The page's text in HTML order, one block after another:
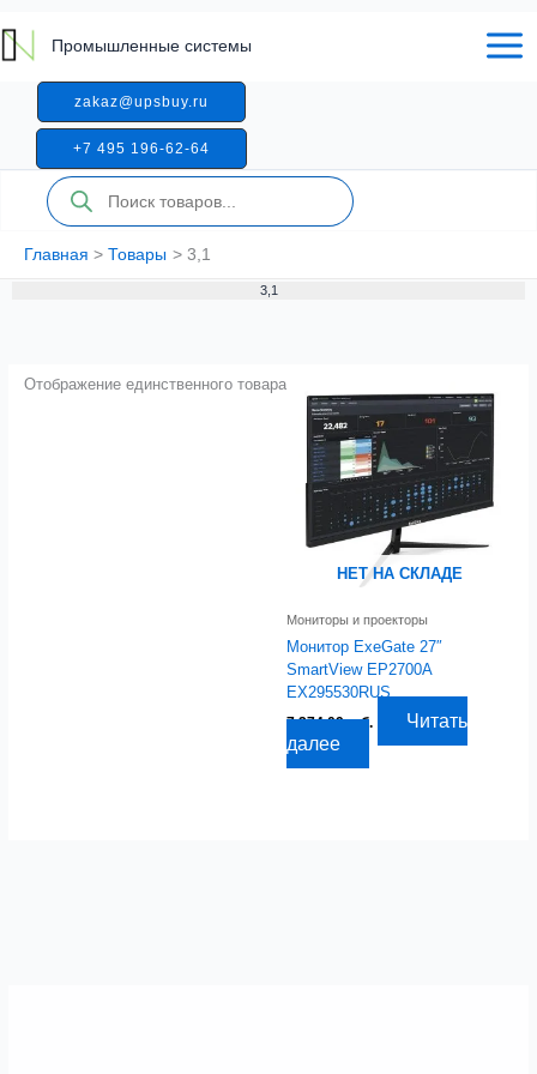
к
содержимому
Промышленные системы
zakaz@upsbuy.ru
+7 495 196-62-64
Поиск
товаров
Главная Товары 3,1
3,1
Отображение единственного товара
НЕТ НА СКЛАДЕ
Мониторы и проекторы
Монитор ExeGate 27″
SmartView EP2700A
EX295530RUS
7 274,09руб.
Читать
далее